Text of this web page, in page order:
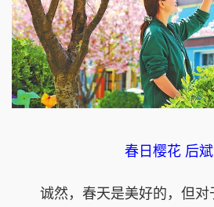
春日樱花 后
诚然，春天是美好的，但对